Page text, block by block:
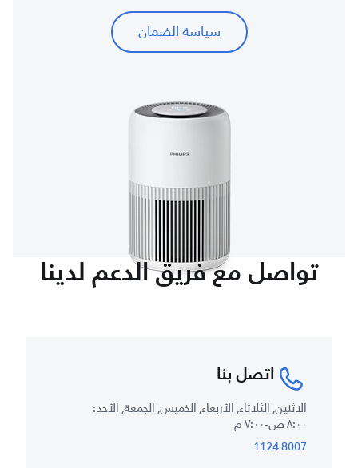
سياسة الضمان
تواصل مع فريق الدعم لدينا
اتصل بنا
الاثنين, الثلاثاء, الأربعاء, الخميس, الجمعة, الأحد :
٨:٠٠ ص-٧:٠٠ م
8007 1124